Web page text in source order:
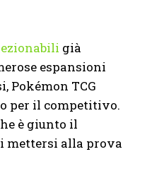
già
espansioni
Pokémon TCG
per il competitivo.
è giunto il
mettersi alla prova